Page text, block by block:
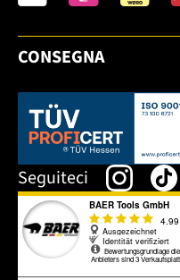
CONSEGNA
Dieser Link öffnet sich in
Seguiteci